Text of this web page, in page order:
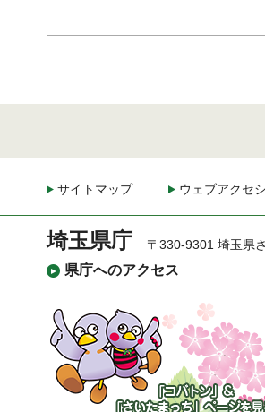
サイトマップ ウェブアクセ
埼玉県庁
県庁へのアクセス
〒330-9301 埼玉県
「コバトン」&「さい